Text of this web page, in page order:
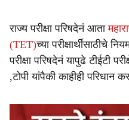
राज्य परीक्षा परिषदेनं आता
(TET)च्या
परीक्षा परिषदेनं यापुढे टीईटी
,टोपी यांपैकी काहीही परिधान